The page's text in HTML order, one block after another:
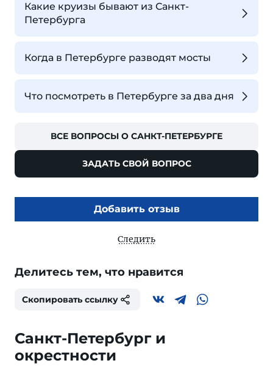
Какие круизы бывают из Санкт-
Петербурга
Когда в Петербурге разводят мосты
Что посмотреть в Петербурге за два дня
ВСЕ ВОПРОСЫ О САНКТ-ПЕТЕРБУРГЕ
ЗАДАТЬ СВОЙ ВОПРОС
Добавить отзыв
Следить
Делитесь тем, что нравится
Скопировать ссылку
Санкт-Петербург и
окрестности